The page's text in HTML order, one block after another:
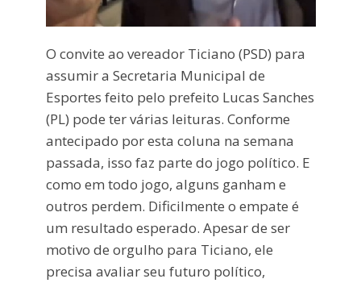
O convite ao vereador Ticiano (PSD) para
assumir a Secretaria Municipal de
Esportes feito pelo prefeito Lucas Sanches
(PL) pode ter várias leituras. Conforme
antecipado por esta coluna na semana
passada, isso faz parte do jogo político. E
como em todo jogo, alguns ganham e
outros perdem. Dificilmente o empate é
um resultado esperado. Apesar de ser
motivo de orgulho para Ticiano, ele
precisa avaliar seu futuro político,